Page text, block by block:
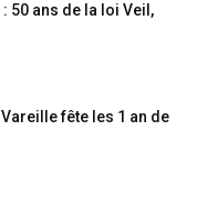
50 ans de la loi Veil,
fête les 1 an de